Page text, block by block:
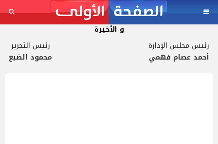
و الأخيرة
رئيس مجلس الإدارة
أحمد عصام فهمي
رئيس التحرير
محمود الضبع